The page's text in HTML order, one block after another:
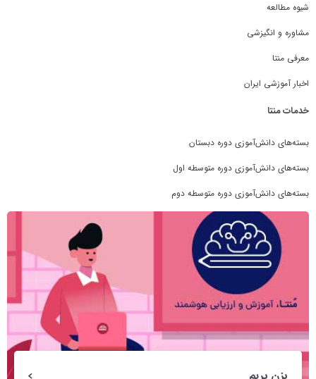
شیوه مطالعه
مشاوره و انگیزشی
معرفی منتا
اخبار آموزشی ایران
خدمات منتا
بسته‌های دانش‌آموزی دوره دبستان
بسته‌های دانش‌آموزی دوره متوسطه اول
بسته‌های دانش‌آموزی دوره متوسطه دوم